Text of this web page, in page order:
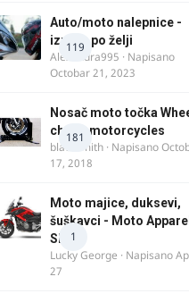
119
Auto/moto nalepnice -
izrada po želji
Alexandra995 · Napisano
Octobar 21, 2023
181
Nosač moto točka
chock motorcycles
blacksmith · Napisano
17, 2018
1
Moto majice, duksevi,
šuškavci - Moto Apparel
SRB
Lucky George · Napisano
27